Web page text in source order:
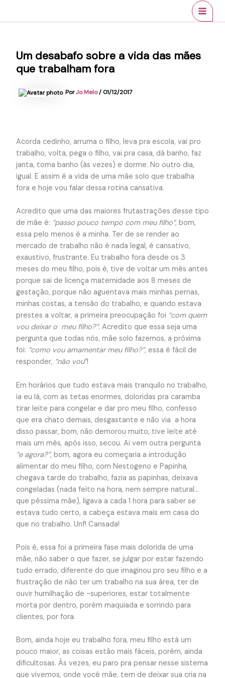
Um desabafo sobre a vida das mães
que trabalham fora
PorJo Melo/ 01/12/2017
Acorda cedinho, arruma o filho, leva pra escola, vai pro
trabalho, volta, pega o filho, vai pra casa, dá banho, faz
janta, toma banho (às vezes) e dorme. No outro dia,
igual. E assim é a vida de uma mãe solo que trabalha
fora e hoje vou falar dessa rotina cansativa.
Acredito que uma das maiores frutastrações desse tipo
de mãe é: “passo pouco tempo com meu filho”, bom,
essa pelo menos é a minha. Ter de se render ao
mercado de trabalho não é nada legal, é cansativo,
exaustivo, frustrante. Eu trabalho fora desde os 3
meses do meu filho, pois é, tive de voltar um mês antes
porque sai de licença maternidade aos 8 meses de
gestação, porque não aguentava mais minhas pernas,
minhas costas, a tensão do trabalho, e quando estava
prestes a voltar, a primeira preocupação foi “com quem
vou deixar o meu filho?”.Acredito que essa seja uma
pergunta que todas nós, mãe solo fazemos, a próxima
foi: “como vou amamentar meu filho?”, essa é fácil de
responder, “não vou“!
Em horários que tudo estava mais tranquilo no trabalho,
ia eu lá, com as tetas enormes, doloridas pra caramba
tirar leite para congelar e dar pro meu filho, confesso
que era chato demais, desgastante e não via a hora
disso passar, bom, não demorou muito, tive leite até
mais um mês, após isso, secou. Ai vem outra pergunta
“e agora?”, bom, agora eu começaria a introdução
alimentar do meu filho, com Nestogeno e Papinha,
chegava tarde do trabalho, fazia as papinhas, deixava
congeladas (nada feito na hora, nem sempre natural…
que péssima mãe), ligava a cada 1 hora para saber se
estava tudo certo, a cabeça estava mais em casa do
que no trabalho. Unf! Cansada!
Pois é, essa foi a primeira fase mais dolorida de uma
mãe, não saber o que fazer, se julgar por estar fazendo
tudo errado, diferente do que imaginou pro seu filho e a
frustração de não ter um trabalho na sua área, ter de
ouvir humilhação de ~superiores, estar totalmente
morta por dentro, porém maquiada e sorrindo para
clientes, por fora.
Bom, ainda hoje eu trabalho fora, meu filho está um
pouco maior, as coisas estão mais fáceis, porém, ainda
dificultosas. Às vezes, eu paro pra pensar nesse sistema
que vivemos, onde você mãe, tem de deixar sua cria na